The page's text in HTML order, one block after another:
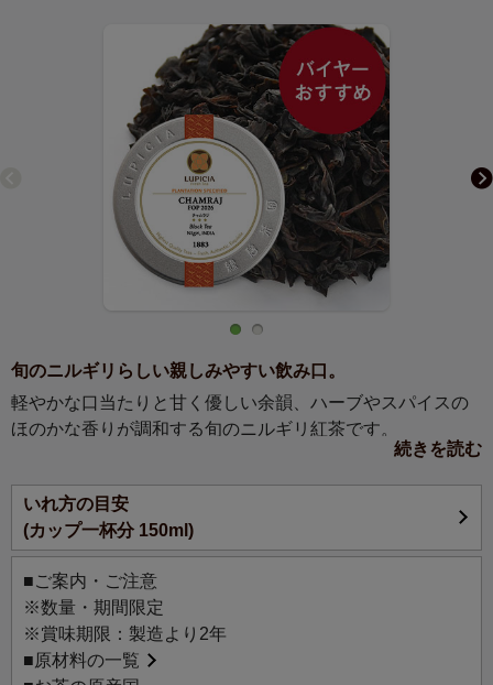
旬のニルギリらしい親しみやすい飲み口。
軽やかな口当たりと甘く優しい余韻、ハーブやスパイスの
ほのかな香りが調和する旬のニルギリ紅茶です。
【お茶の説明】
爽やかな香りと柔らかな味わいが調和した親しみやすい飲
み口が魅力。旬のニルギリらしいフレッシュな香り立ちで
クリアな印象ですが、後味に広がる甘みが全体をバランス
良くまとめています。ほのかに感じる爽やかなハーブやス
パイスのような香り、すっきりとした喉越しの軽快な風味
をお楽しみください。
続きを読む
いれ方の目安
(カップ一杯分 150ml)
■ご案内・ご注意
※数量・期間限定
※賞味期限：製造より2年
■原材料の一覧